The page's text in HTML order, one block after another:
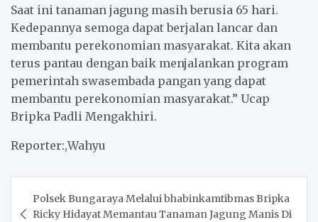
Saat ini tanaman jagung masih berusia 65 hari.
Kedepannya semoga dapat berjalan lancar dan
membantu perekonomian masyarakat. Kita akan
terus pantau dengan baik menjalankan program
pemerintah swasembada pangan yang dapat
membantu perekonomian masyarakat.” Ucap
Bripka Padli Mengakhiri.
Reporter:,Wahyu
navigation
Polsek Bungaraya Melalui bhabinkamtibmas Bripka
Ricky Hidayat Memantau Tanaman Jagung Manis Di